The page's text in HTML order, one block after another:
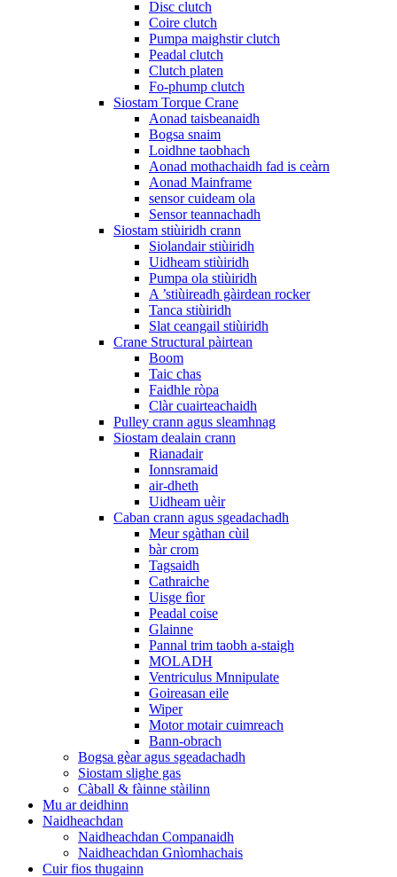
Disc clutch
Coire clutch
Pumpa maighstir clutch
Peadal clutch
Clutch platen
Fo-phump clutch
Siostam Torque Crane
Aonad taisbeanaidh
Bogsa snaim
Loidhne taobhach
Aonad mothachaidh fad is ceàrn
Aonad Mainframe
sensor cuideam ola
Sensor teannachadh
Siostam stiùiridh crann
Siolandair stiùiridh
Uidheam stiùiridh
Pumpa ola stiùiridh
A ’stiùireadh gàirdean rocker
Tanca stiùiridh
Slat ceangail stiùiridh
Crane Structural pàirtean
Boom
Taic chas
Faidhle ròpa
Clàr cuairteachaidh
Pulley crann agus sleamhnag
Siostam dealain crann
Rianadair
Ionnsramaid
air-dheth
Uidheam uèir
Caban crann agus sgeadachadh
Meur sgàthan cùil
bàr crom
Tagsaidh
Cathraiche
Uisge fìor
Peadal coise
Glainne
Pannal trim taobh a-staigh
MOLADH
Ventriculus Mnnipulate
Goireasan eile
Wiper
Motor motair cuimreach
Bann-obrach
Bogsa gèar agus sgeadachadh
Siostam slighe gas
Càball & fàinne stàilinn
Mu ar deidhinn
Naidheachdan
Naidheachdan Companaidh
Naidheachdan Gnìomhachais
Cuir fios thugainn